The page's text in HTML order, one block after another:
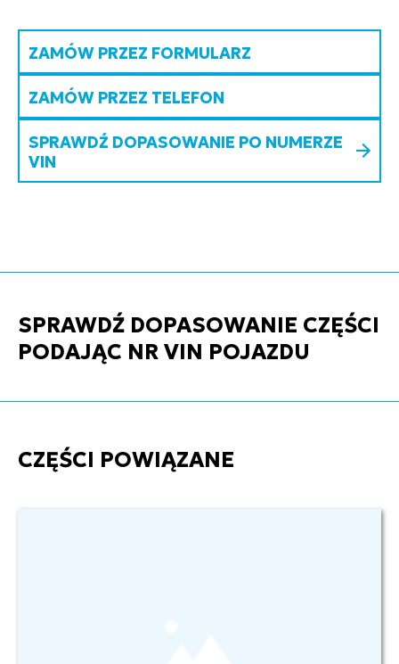
ZAMÓW PRZEZ FORMULARZ
ZAMÓW PRZEZ TELEFON
SPRAWDŹ DOPASOWANIE PO NUMERZE
VIN
SPRAWDŹ DOPASOWANIE CZĘŚCI
PODAJĄC NR VIN POJAZDU
CZĘŚCI POWIĄZANE